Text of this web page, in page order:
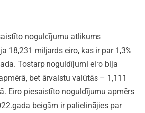
noguldījumu atlikums
18,231 miljards eiro, kas ir par 1,3%
Tostarp noguldījumi eiro bija
bet ārvalstu valūtās – 1,111
Eiro piesaistīto noguldījumu apmērs
beigām ir palielinājies par